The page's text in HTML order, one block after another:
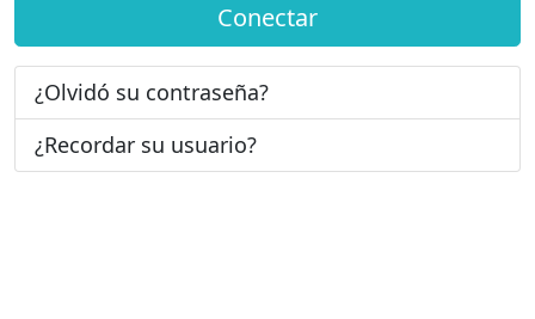
Conectar
¿Olvidó su contraseña?
¿Recordar su usuario?